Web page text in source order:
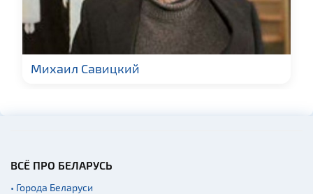
Михаил Савицкий
ВСЁ ПРО БЕЛАРУСЬ
• Города Беларуси